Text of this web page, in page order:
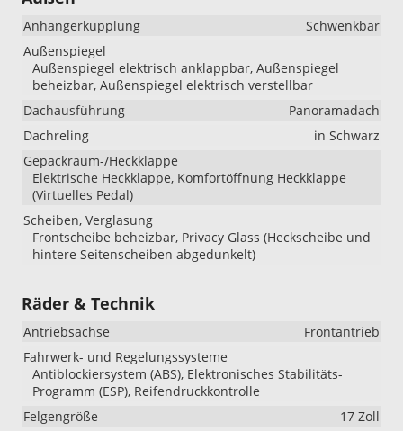
Anhängerkupplung
Schwenkbar
Außenspiegel
Außenspiegel elektrisch anklappbar, Außenspiegel
beheizbar, Außenspiegel elektrisch verstellbar
Dachausführung
Panoramadach
Dachreling
in Schwarz
Gepäckraum-/Heckklappe
Elektrische Heckklappe, Komfortöffnung Heckklappe
(Virtuelles Pedal)
Scheiben, Verglasung
Frontscheibe beheizbar, Privacy Glass (Heckscheibe und
hintere Seitenscheiben abgedunkelt)
Räder & Technik
Antriebsachse
Frontantrieb
Fahrwerk- und Regelungssysteme
Antiblockiersystem (ABS), Elektronisches Stabilitäts-
Programm (ESP), Reifendruckkontrolle
Felgengröße
17 Zoll